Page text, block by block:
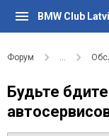
BMW Club
Форум ...
Будьте